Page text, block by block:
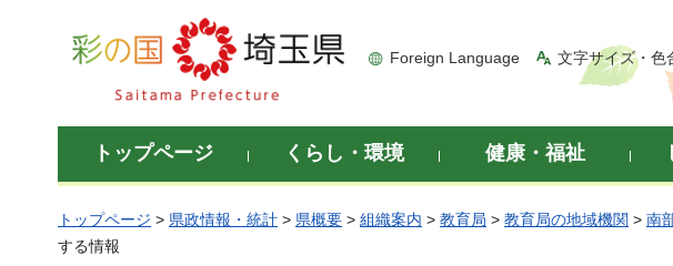
彩の国 埼玉県
Foreign Language 文字サイズ・色
トップページ くらし・環境 健康・福祉
トップページ > 県政情報・統計 > 県概要 > 組織案内 > 教育局 > 教育局の地域機関 > 南
する情報